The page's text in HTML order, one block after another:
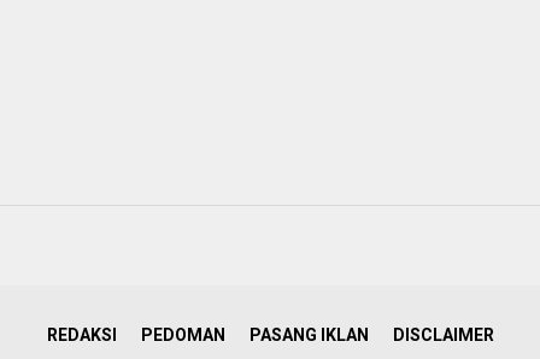
REDAKSI PEDOMAN PASANG IKLAN DISCLAIMER